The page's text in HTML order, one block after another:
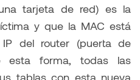
tarjeta de red) es la
y que la MAC está
del router (puerta de
esta forma, todas las
tablas con esta nueva